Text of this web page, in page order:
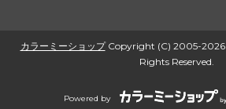
カラーミーショップCopyright (C) 2005-2026
Rights Reserved.
Powered by